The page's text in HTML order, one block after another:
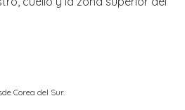
Corea del Sur.